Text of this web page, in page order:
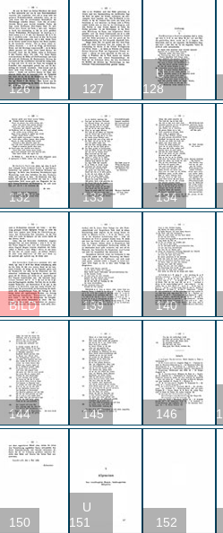
126 127
U
128
132 133 134
BILD 139 140
144 145 146
150
U
151
152